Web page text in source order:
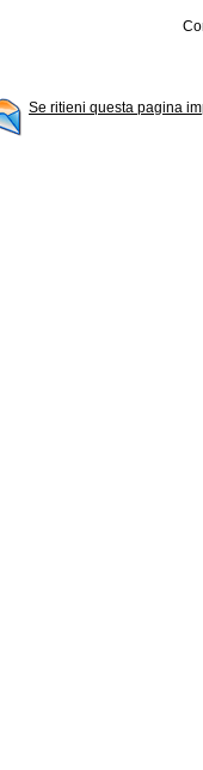
Se ritieni questa pagina